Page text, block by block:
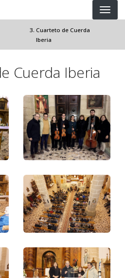
principal
Cuarteto de Cuerda
Iberia
Cuerda Iberia